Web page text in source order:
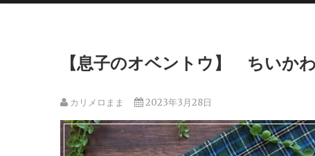
【息子のオベントウ】 ちい
カリメロまま 2023年3月28日